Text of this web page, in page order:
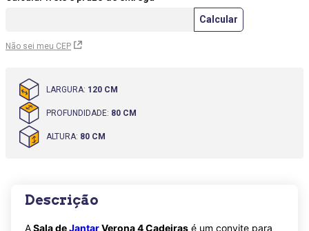
Não sei meu CEP
LARGURA: 120 CM
PROFUNDIDADE: 80 CM
ALTURA: 80 CM
Descrição
ASala deJantarVerona 4 Cadeiras é um convite para